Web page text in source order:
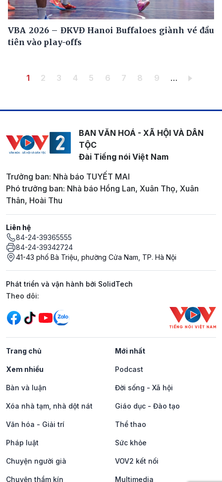
VBA 2026 – ĐKVĐ Hanoi Buffaloes giành vé đầu
tiên vào play-offs
Pagination
Trang hiện thời
1 Trang
2 Trang
3 Trang
4 Trang
5 Trang
6 Trang
7 Trang
8 Trang
9 …
BAN VĂN HOÁ - XÃ HỘI VÀ DÂN
TỘC
Đài Tiếng nói Việt Nam
Trưởng ban: Nhà báo TUYẾT MAI
Phó trưởng ban: Nhà báo Hồng Lan, Xuân Thọ, Xuân
Thân, Hoài Thu
Liên hệ
84-24-39365555
84-24-39342724
41-43 phố Bà Triệu, phường Cửa Nam, TP. Hà Nội
Phát triển và vận hành bởi SolidTech
Mạng xã hội
Theo dõi:
Trang chủ Mới nhất
Xem nhiều Podcast
Bàn và luận Đời sống - Xã hội
Xóa nhà tạm, nhà dột nát Giáo dục - Đào tạo
Văn hóa - Giải trí Thể thao
Pháp luật Sức khỏe
Chuyện người già VOV2 kết nối
Chuyện thầm kín Multimedia